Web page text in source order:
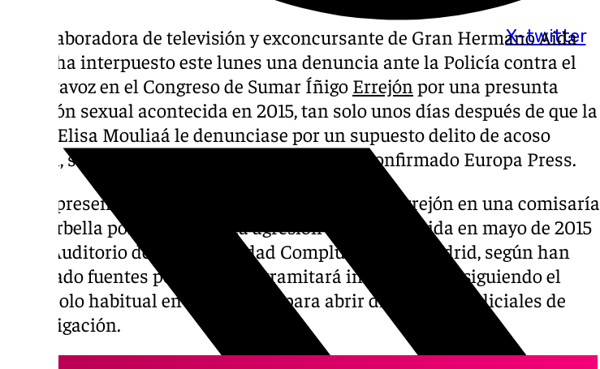
X-twitter
La colaboradora de televisión y exconcursante de Gran Hermano Aída
Nízar ha interpuesto este lunes una denuncia ante la Policía contra el
exportavoz en el Congreso de Sumar Íñigo Errejón por una presunta
agresión sexual acontecida en 2015, tan solo unos días después de que la
actriz Elisa Mouliaá le denunciase por un supuesto delito de acoso
sexual, según ha adelantado OK Diario y ha confirmado Europa Press.
Nízar presentó este lunes una denuncia contra Errejón en una comisaría
de Marbella por una presunta agresión sexual ocurrida en mayo de 2015
en el Auditorio de la Universidad Complutense de Madrid, según han
detallado fuentes policiales. Se tramitará internamente siguiendo el
protocolo habitual en estos casos para abrir diligencias policiales de
investigación.